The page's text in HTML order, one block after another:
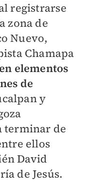
registrarse
zona de
Nuevo,
Chamapa
elementos
de
y
terminar de
ellos
David
de Jesús.